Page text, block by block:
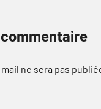
ne sera pas